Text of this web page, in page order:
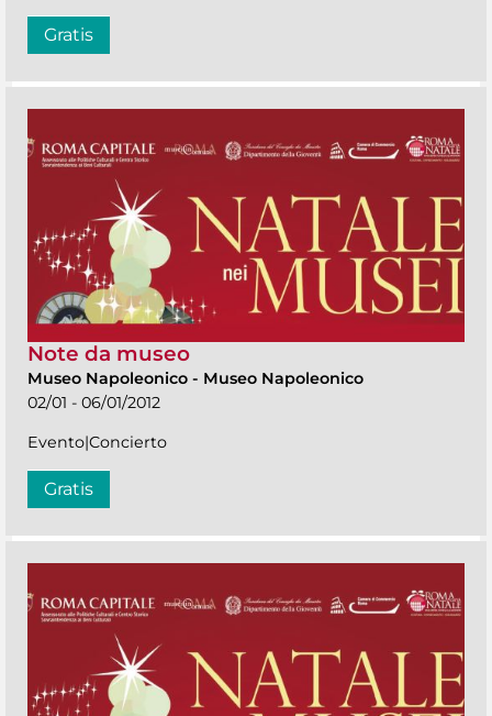
Gratis
Note da museo
Museo Napoleonico - Museo Napoleonico
02/01 - 06/01/2012
Evento|Concierto
Gratis